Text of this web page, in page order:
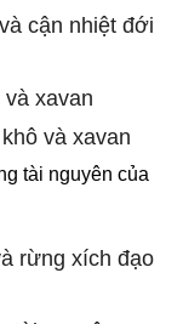
cận nhiệt đới
xavan
và xavan
tài nguyên của
rừng xích đạo